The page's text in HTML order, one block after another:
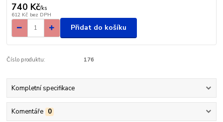
740 Kč/ks
612 Kč bez DPH
Přidat do košíku
Číslo produktu: 176
Kompletní specifikace
Komentáře 0